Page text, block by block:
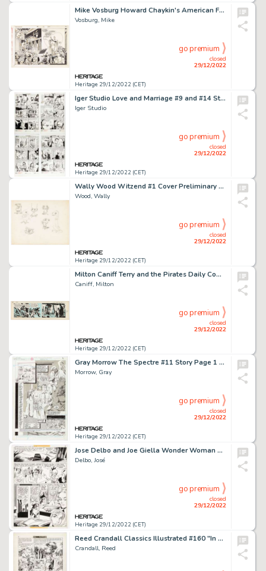
Mike Vosburg Howard Chaykin's American Flagg #12 Double Page Spread 18-19 Original Art (First, 1989)....
Vosburg, Mike
Heritage 29/12/2022 (CET)
closed
29/12/2022
go premium
Iger Studio Love and Marriage #9 and #14 Story Pages Original Art Group of 7 (I.W Publishing/Super Comics/Superior... (Total: 7 Original Art)
Iger Studio
Heritage 29/12/2022 (CET)
closed
29/12/2022
go premium
Wally Wood Witzend #1 Cover Preliminary Original Art (Wood Studio, 1966)....
Wood, Wally
Heritage 29/12/2022 (CET)
closed
29/12/2022
go premium
Milton Caniff Terry and the Pirates Daily Comic Strip Original Art dated 6-29-38 (Chicago Tribune-N.Y. News Syndic...
Caniff, Milton
Heritage 29/12/2022 (CET)
closed
29/12/2022
go premium
Gray Morrow The Spectre #11 Story Page 1 Original Art (DC, 1988)....
Morrow, Gray
Heritage 29/12/2022 (CET)
closed
29/12/2022
go premium
Jose Delbo and Joe Giella Wonder Woman #250 Story Page 5 Original Art (DC, 1978)....
Delbo, José
Heritage 29/12/2022 (CET)
closed
29/12/2022
go premium
Reed Crandall Classics Illustrated #160 "In Freedom's Cause" Story Page 18 Original Art (Thorpe & Porter of Great ...
Crandall, Reed